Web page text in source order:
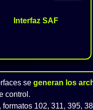
Interfaz SAF
se generan los
control.
102, 311, 395,